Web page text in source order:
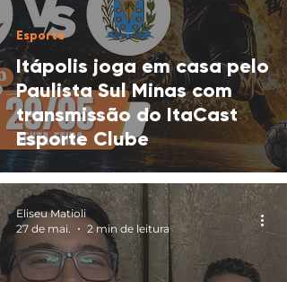
Itápolis joga em casa pelo
Paulista Sul Minas com
transmissão do ItaCast
Esporte Clube
Esporte
Eliseu Matioli
27 de mai.
2 min de leitura